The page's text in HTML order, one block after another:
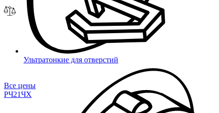
Ультратонкие для отверстий
Все цены
РЧ21ЧХ